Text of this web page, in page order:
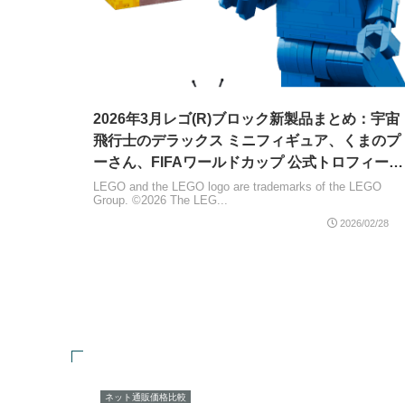
2026年3月レゴ(R)ブロック新製品まとめ：宇宙
飛行士のデラックス ミニフィギュア、くまのプ
ーさん、FIFAワールドカップ 公式トロフィー、
ボタニカルコレクション、ゼルダの伝説、モネ
ウォールアートなど
LEGO and the LEGO logo are trademarks of the LEGO
Group. ©2026 The LEG...
2026/02/28
ネット通販価格比較